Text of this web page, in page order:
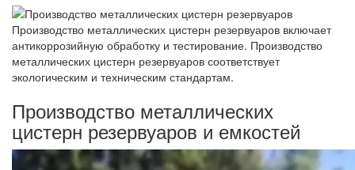
Производство металлических цистерн резервуаров включает
антикоррозийную обработку и тестирование. Производство
металлических цистерн резервуаров соответствует
экологическим и техническим стандартам.
Производство металлических
цистерн резервуаров и емкостей